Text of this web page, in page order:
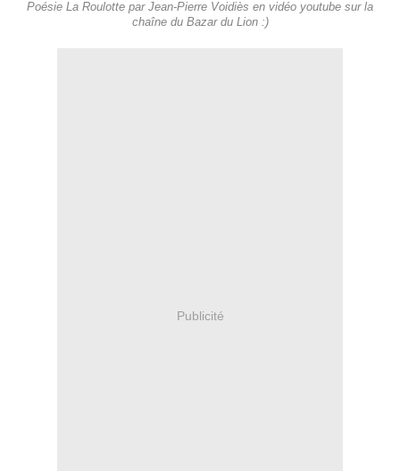
Poésie La Roulotte par Jean-Pierre Voidiès en vidéo youtube sur la
chaîne du Bazar du Lion :)
Publicité